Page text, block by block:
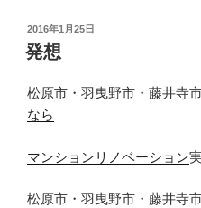
投
稿
日:
2016年1月25日
発想
松原市・羽曳野市・藤井寺
なら
マンションリノベーション
松原市・羽曳野市・藤井寺